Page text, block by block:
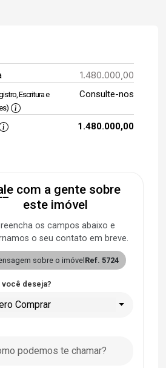
1.480.000,00
Escritura e
Consulte-nos
1.480.000,00
com a gente sobre
este imóvel
os campos abaixo e
o seu contato em breve.
sobre o imóvel Ref. 5724
você deseja?
Comprar